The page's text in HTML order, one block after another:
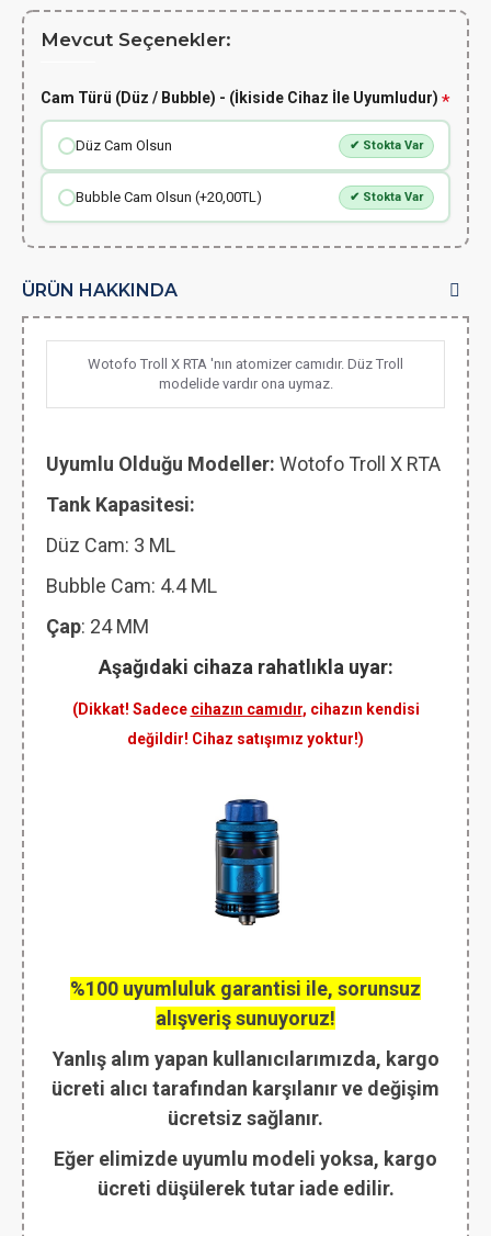
Mevcut Seçenekler:
Cam Türü (Düz / Bubble) - (İkiside Cihaz İle Uyumludur)
Düz Cam Olsun ✔ Stokta Var
Bubble Cam Olsun (+20,00TL) ✔ Stokta Var
ÜRÜN HAKKINDA
Wotofo Troll X RTA 'nın atomizer camıdır. Düz Troll
modelide vardır ona uymaz.
Uyumlu Olduğu Modeller: Wotofo Troll X RTA
Tank Kapasitesi:
Düz Cam: 3 ML
Bubble Cam: 4.4 ML
Çap: 24 MM
Aşağıdaki cihaza rahatlıkla uyar:
(Dikkat! Sadece cihazın camıdır, cihazın kendisi
değildir! Cihaz satışımız yoktur!)
%100 uyumluluk garantisi ile, sorunsuz
alışveriş sunuyoruz!
Yanlış alım yapan kullanıcılarımızda, kargo
ücreti alıcı tarafından karşılanır ve değişim
ücretsiz sağlanır.
Eğer elimizde uyumlu modeli yoksa, kargo
ücreti düşülerek tutar iade edilir.